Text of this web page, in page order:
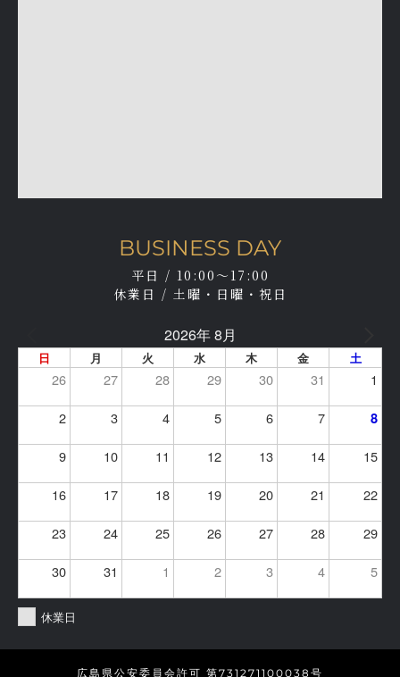
BUSINESS DAY
平日 / 10:00～17:00
休業日 / 土曜・日曜・祝日
2026年 8月
日 月 火 水 木 金 土
26 27 28 29 30 31 1
2 3 4 5 6 7 8
9 10 11 12 13 14 15
16 17 18 19 20 21 22
23 24 25 26 27 28 29
30 31 1 2 3 4 5
休業日
広島県公安委員会許可 第731271100038号